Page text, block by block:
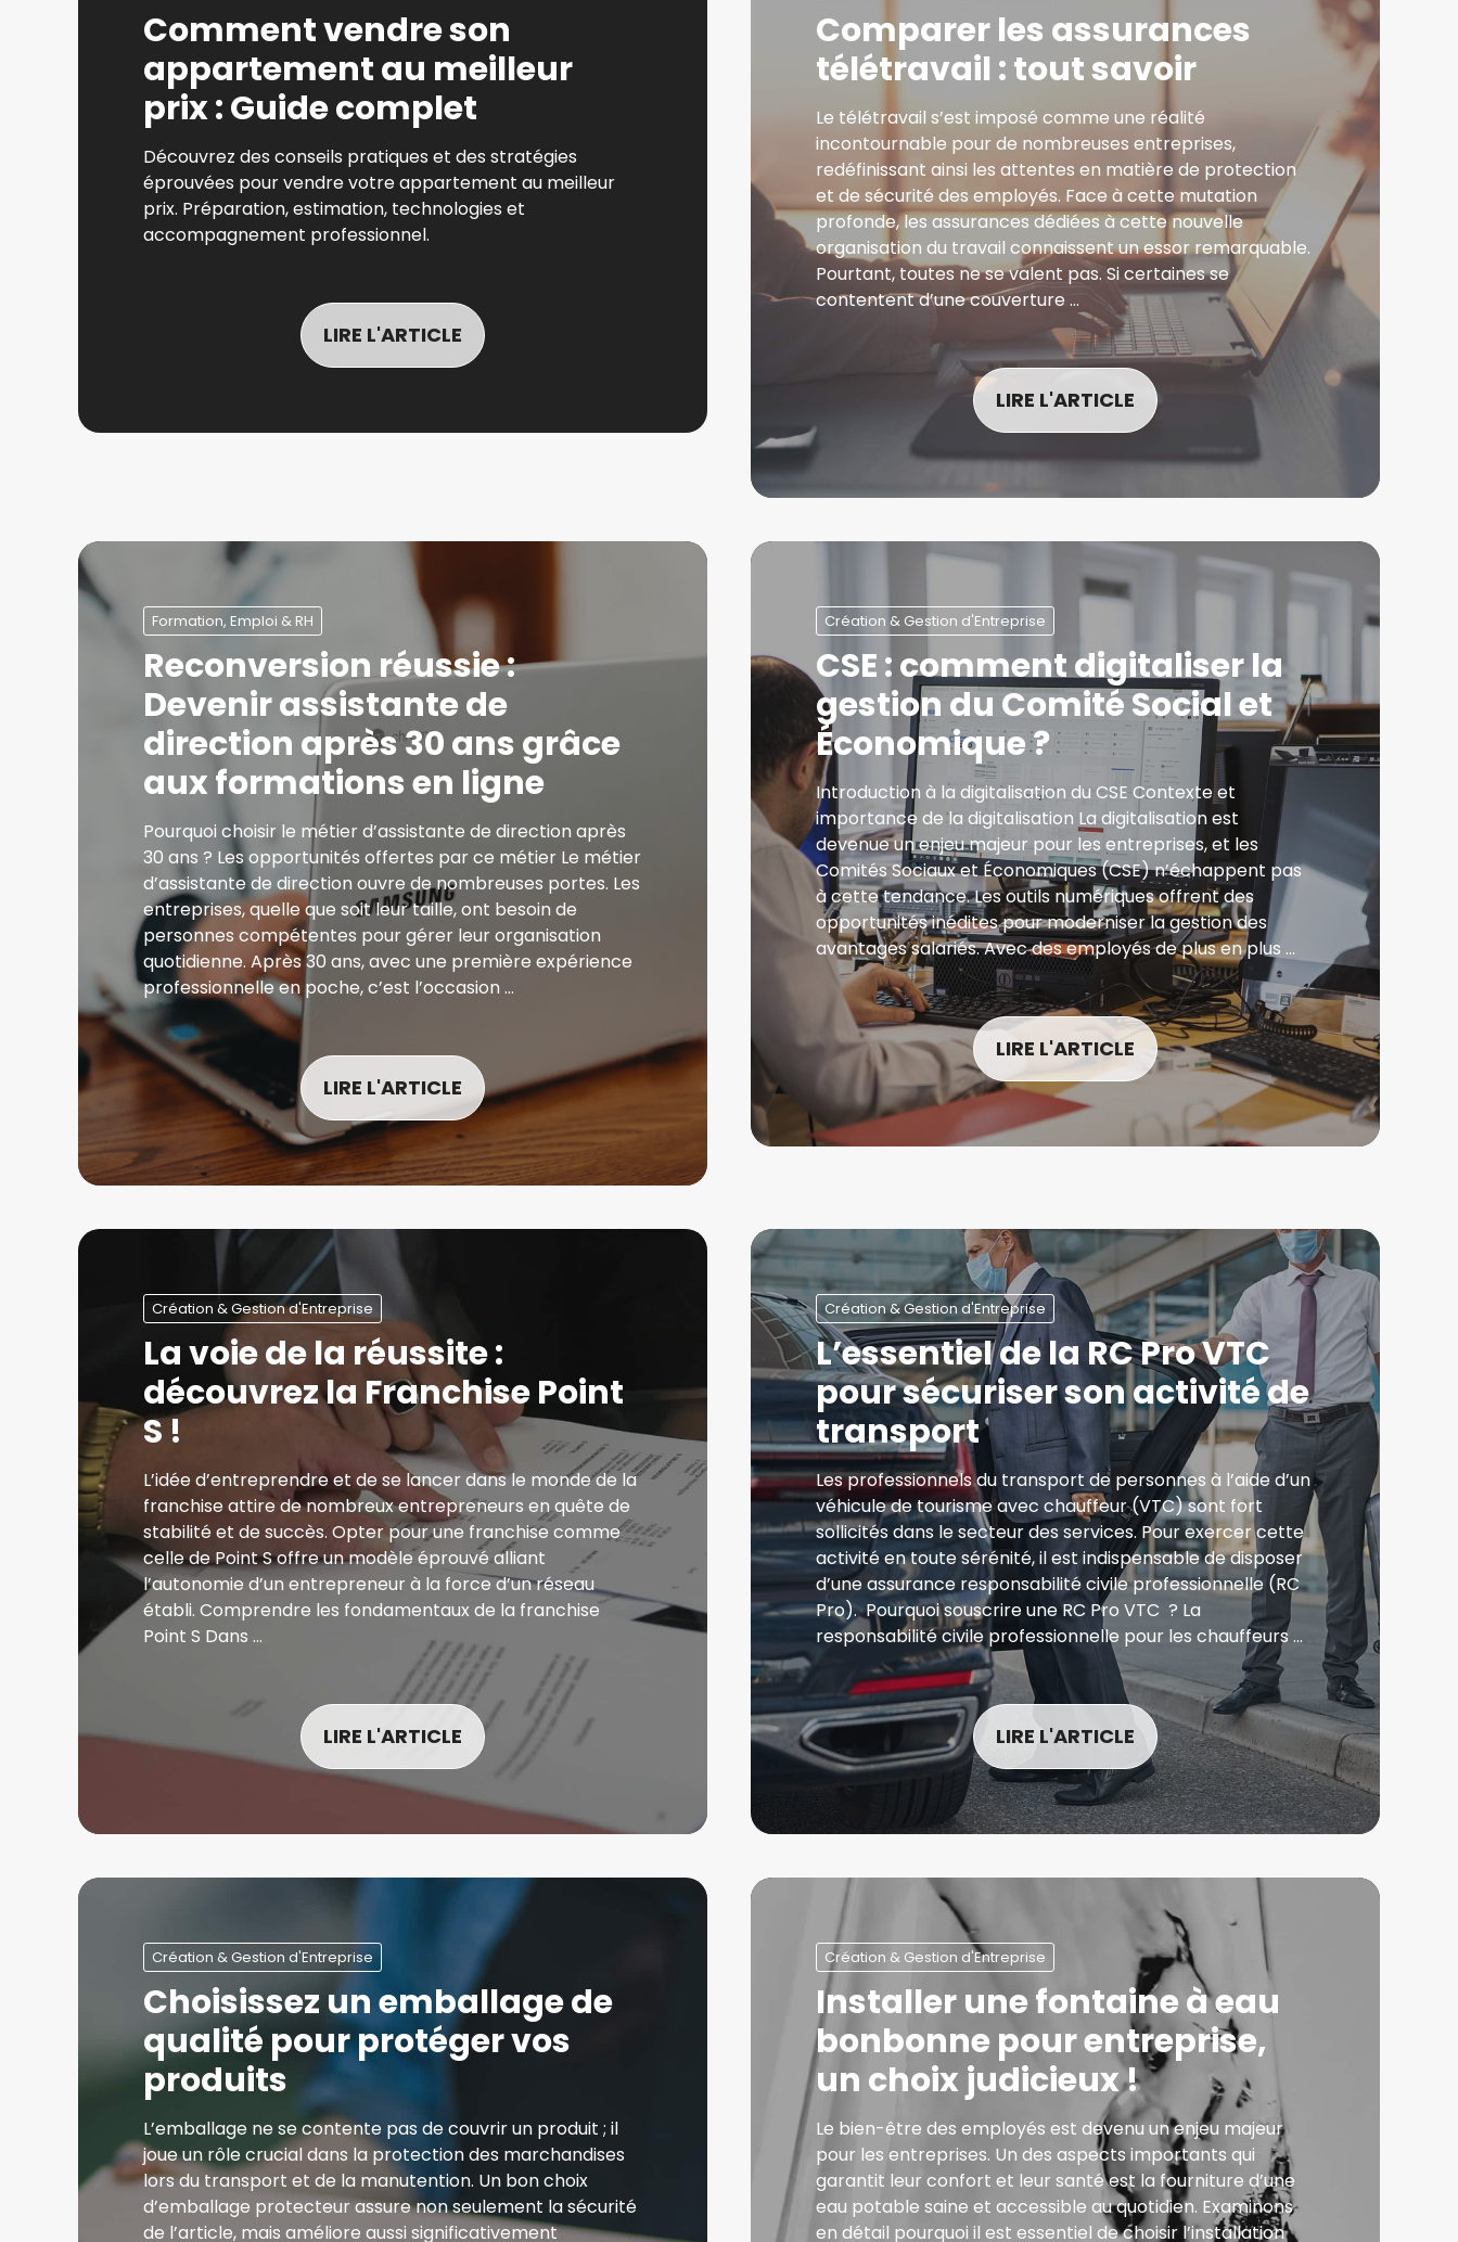
Comment vendre son
appartement au meilleur
prix : Guide complet
Découvrez des conseils pratiques et des stratégies
éprouvées pour vendre votre appartement au meilleur
prix. Préparation, estimation, technologies et
accompagnement professionnel.
LIRE L'ARTICLE
Comparer les assurances
télétravail : tout savoir
Le télétravail s’est imposé comme une réalité
incontournable pour de nombreuses entreprises,
redéfinissant ainsi les attentes en matière de protection
et de sécurité des employés. Face à cette mutation
profonde, les assurances dédiées à cette nouvelle
organisation du travail connaissent un essor remarquable.
Pourtant, toutes ne se valent pas. Si certaines se
contentent d’une couverture …
LIRE L'ARTICLE
Formation, Emploi & RH
Reconversion réussie :
Devenir assistante de
direction après 30 ans grâce
aux formations en ligne
Pourquoi choisir le métier d’assistante de direction après
30 ans ? Les opportunités offertes par ce métier Le métier
d’assistante de direction ouvre de nombreuses portes. Les
entreprises, quelle que soit leur taille, ont besoin de
personnes compétentes pour gérer leur organisation
quotidienne. Après 30 ans, avec une première expérience
professionnelle en poche, c’est l’occasion …
LIRE L'ARTICLE
Création & Gestion d'Entreprise
CSE : comment digitaliser la
gestion du Comité Social et
Économique ?
Introduction à la digitalisation du CSE Contexte et
importance de la digitalisation La digitalisation est
devenue un enjeu majeur pour les entreprises, et les
Comités Sociaux et Économiques (CSE) n’échappent pas
à cette tendance. Les outils numériques offrent des
opportunités inédites pour moderniser la gestion des
avantages salariés. Avec des employés de plus en plus …
LIRE L'ARTICLE
Création & Gestion d'Entreprise
La voie de la réussite :
découvrez la Franchise Point
S !
L’idée d’entreprendre et de se lancer dans le monde de la
franchise attire de nombreux entrepreneurs en quête de
stabilité et de succès. Opter pour une franchise comme
celle de Point S offre un modèle éprouvé alliant
l’autonomie d’un entrepreneur à la force d’un réseau
établi. Comprendre les fondamentaux de la franchise
Point S Dans …
LIRE L'ARTICLE
Création & Gestion d'Entreprise
L’essentiel de la RC Pro VTC
pour sécuriser son activité de
transport
Les professionnels du transport de personnes à l’aide d’un
véhicule de tourisme avec chauffeur (VTC) sont fort
sollicités dans le secteur des services. Pour exercer cette
activité en toute sérénité, il est indispensable de disposer
d’une assurance responsabilité civile professionnelle (RC
Pro). Pourquoi souscrire une RC Pro VTC ? La
responsabilité civile professionnelle pour les chauffeurs …
LIRE L'ARTICLE
Création & Gestion d'Entreprise
Choisissez un emballage de
qualité pour protéger vos
produits
L’emballage ne se contente pas de couvrir un produit ; il
joue un rôle crucial dans la protection des marchandises
lors du transport et de la manutention. Un bon choix
d’emballage protecteur assure non seulement la sécurité
de l’article, mais améliore aussi significativement
Création & Gestion d'Entreprise
Installer une fontaine à eau
bonbonne pour entreprise,
un choix judicieux !
Le bien-être des employés est devenu un enjeu majeur
pour les entreprises. Un des aspects importants qui
garantit leur confort et leur santé est la fourniture d’une
eau potable saine et accessible au quotidien. Examinons
en détail pourquoi il est essentiel de choisir l’installation